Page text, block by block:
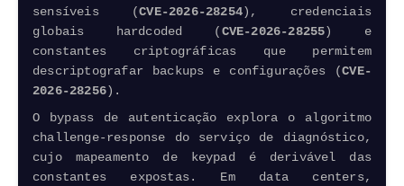
sensíveis (CVE-2026-28254), credenciais
globais hardcoded (CVE-2026-28255) e
constantes criptográficas que permitem
descriptografar backups e configurações (CVE-
2026-28256).
O bypass de autenticação explora o algoritmo
challenge-response do serviço de diagnóstico,
cujo mapeamento de keypad é derivável das
constantes expostas. Em data centers,